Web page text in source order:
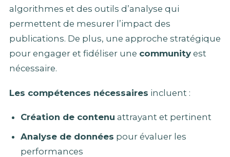
algorithmes et des outils d’analyse qui
permettent de mesurer l’impact des
publications. De plus, une approche stratégique
pour engager et fidéliser une community est
nécessaire.
Les compétences nécessaires incluent :
Création de contenu attrayant et pertinent
Analyse de données pour évaluer les
performances